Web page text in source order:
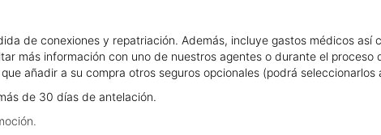
de conexiones y repatriación. Además, incluye gastos médicos
más información con uno de nuestros agentes o durante el
añadir a su compra otros seguros opcionales (podrá
de 30 días de antelación.